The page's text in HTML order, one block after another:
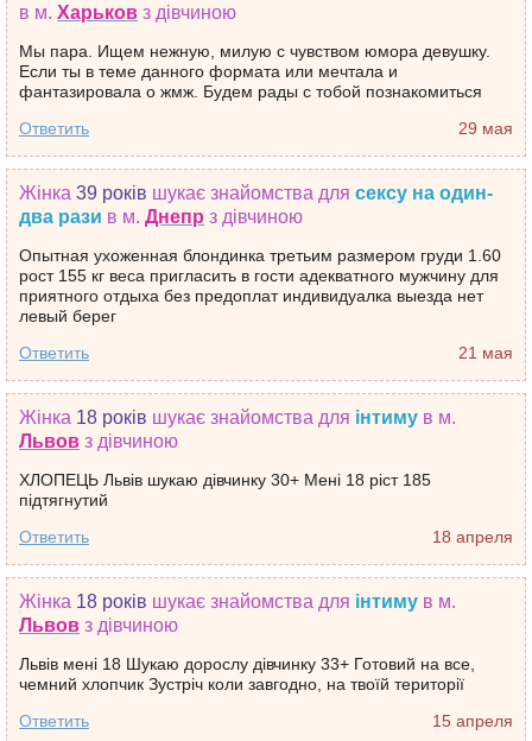
в м. Харьков з дівчиною
Мы пара. Ищем нежную, милую с чувством юмора девушку.
Если ты в теме данного формата или мечтала и
фантазировала о жмж. Будем рады с тобой познакомиться
29 мая
Ответить
Жінка 39 років шукає знайомства для сексу на один-
два рази в м. Днепр з дівчиною
Опытная ухоженная блондинка третьим размером груди 1.60
рост 155 кг веса пригласить в гости адекватного мужчину для
приятного отдыха без предоплат индивидуалка выезда нет
левый берег
21 мая
Ответить
Жінка 18 років шукає знайомства для інтиму в м.
Львов з дівчиною
ХЛОПЕЦЬ Львів шукаю дівчинку 30+ Мені 18 ріст 185
підтягнутий
18 апреля
Ответить
Жінка 18 років шукає знайомства для інтиму в м.
Львов з дівчиною
Львів мені 18 Шукаю дорослу дівчинку 33+ Готовий на все,
чемний хлопчик Зустріч коли завгодно, на твоїй території
15 апреля
Ответить